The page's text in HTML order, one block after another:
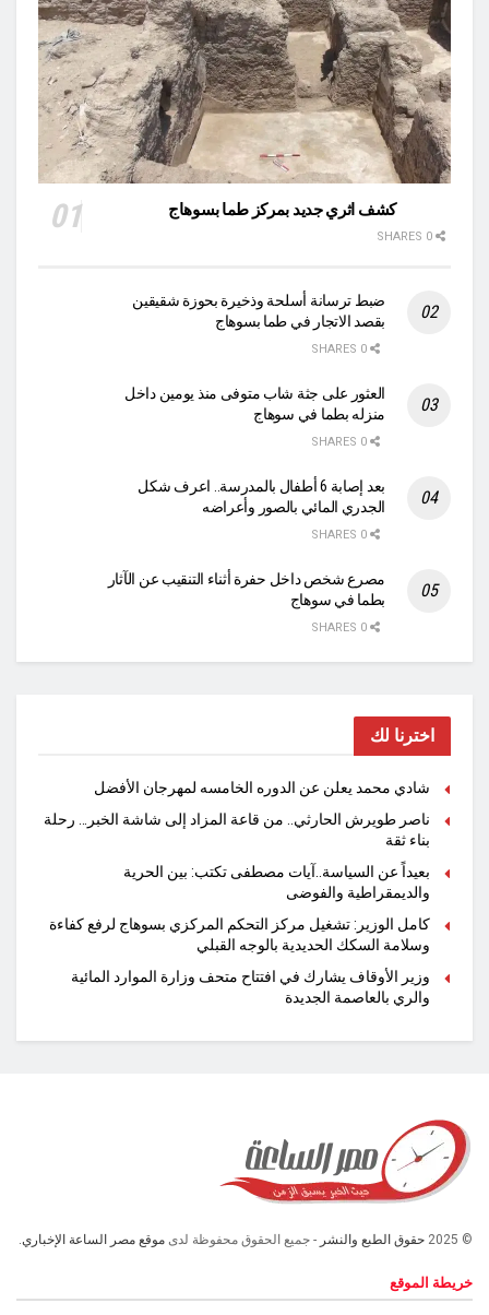
كشف اثري جديد بمركز طما بسوهاج
ضبط ترسانة أسلحة وذخيرة بحوزة شقيقين
بقصد الاتجار في طما بسوهاج
العثور على جثة شاب متوفى منذ يومين داخل
منزله بطما في سوهاج
بعد إصابة 6 أطفال بالمدرسة.. اعرف شكل
الجدري المائي بالصور وأعراضه
مصرع شخص داخل حفرة أثناء التنقيب عن الآثار
بطما في سوهاج
اخترنا لك
شادي محمد يعلن عن الدوره الخامسه لمهرجان الأفضل
ناصر طويرش الحارثي.. من قاعة المزاد إلى شاشة الخبر… رحلة
بناء ثقة
بعيداً عن السياسة..آيات مصطفى تكتب: بين الحرية
والديمقراطية والفوضى
كامل الوزير: تشغيل مركز التحكم المركزي بسوهاج لرفع كفاءة
وسلامة السكك الحديدية بالوجه القبلي
وزير الأوقاف يشارك في افتتاح متحف وزارة الموارد المائية
والري بالعاصمة الجديدة
© 2025 حقوق الطبع والنشر - جميع الحقوق محفوظة لدى موقع مصر الساعة الإخباري.
خريطة الموقع